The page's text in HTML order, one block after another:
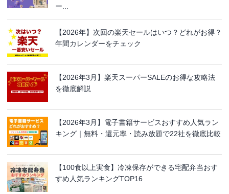
ー...
【2026年】次回の楽天セールはいつ？どれがお得？
年間カレンダーをチェック
【2026年3月】楽天スーパーSALEのお得な攻略法
を徹底解説
【2026年3月】電子書籍サービスおすすめ人気ラン
キング｜無料・還元率・読み放題で22社を徹底比較
【100食以上実食】冷凍保存ができる宅配弁当おす
すめ人気ランキングTOP16